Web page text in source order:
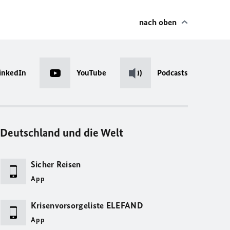
nach oben
YouTube Podcasts
Deutschland und die Welt
Sicher Reisen
App
Krisenvorsorgeliste ELEFAND
App